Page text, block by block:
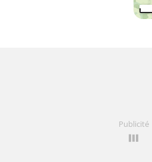
Publicité